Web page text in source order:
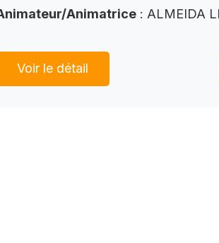
Animatrice : ALMEIDA
Voir le détail